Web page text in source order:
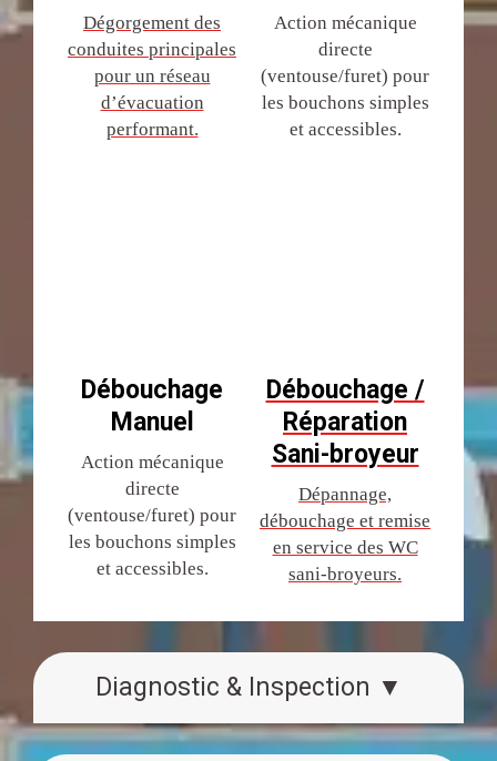
Diagnostic & Inspection ▼
Dégorgement des
conduites principales
pour un réseau
d’évacuation
performant.
Débouchage
Manuel
Action mécanique
directe
(ventouse/furet) pour
les bouchons simples
et accessibles.
Action mécanique
directe
(ventouse/furet) pour
les bouchons simples
et accessibles.
Débouchage /
Réparation
Sani-broyeur
Dépannage,
débouchage et remise
en service des WC
sani-broyeurs.